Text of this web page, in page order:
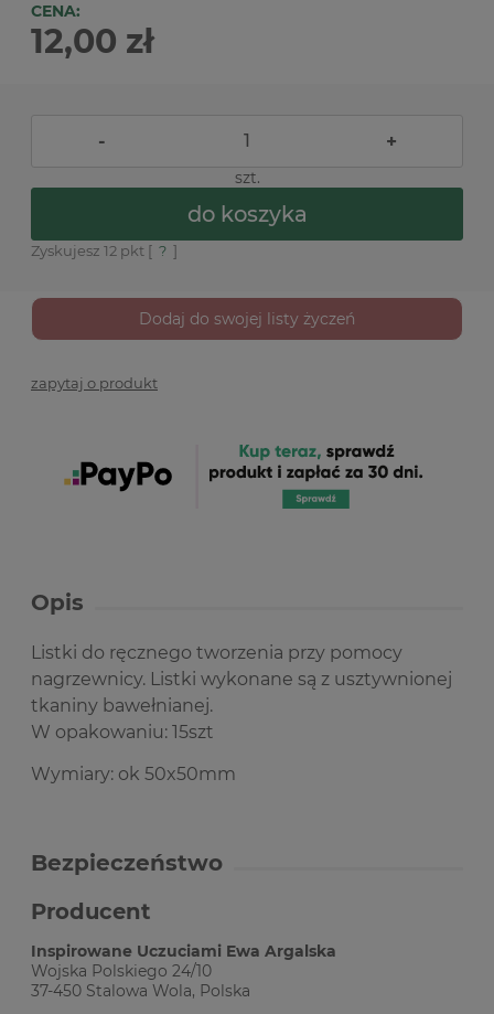
CENA:
12,00 zł
- +
szt.
do koszyka
Zyskujesz 12 pkt [ ? ]
Dodaj do swojej listy życzeń
zapytaj o produkt
Opis
Listki do ręcznego tworzenia przy pomocy
nagrzewnicy. Listki wykonane są z usztywnionej
tkaniny bawełnianej.
W opakowaniu: 15szt
Wymiary: ok 50x50mm
Bezpieczeństwo
Producent
Inspirowane Uczuciami Ewa Argalska
Wojska Polskiego 24/10
37-450 Stalowa Wola, Polska